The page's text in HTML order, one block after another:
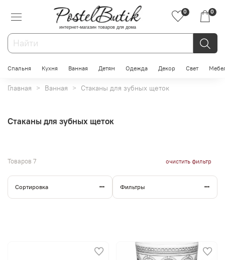
интернет-магазин товаров для дома
0 0
Спальня Кухня Ванная Детям Одежда Декор Свет
Главная Ванная Стаканы для зубных щеток
Стаканы для зубных щеток
Товаров 7 очистить фильтр
Сортировка Фильтры